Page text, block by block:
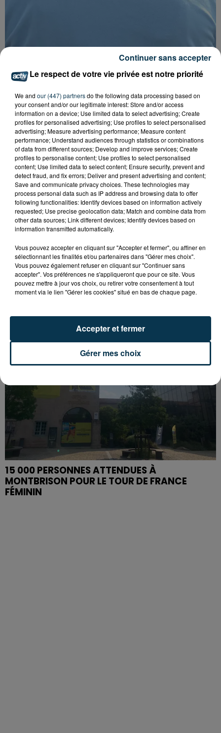
FOREZTIVAL : DROGUÉ ET TENANT DES
PROPOS DÉPLACÉS, UN FESTIVALIER A...
SAINT-ETIENNE : UN ENFANT DÉCÈDE APRÈS
UNE CHUTE DU 8E ÉTAGE
15 000 PERSONNES ATTENDUES À
MONTBRISON POUR LE TOUR DE FRANCE
FÉMININ
Le respect de votre vie privée est notre priorité
We and our (447) partnersdo the following data processing based on
your consent and/or our legitimate interest: Store and/or access
information on a device; Use limited data to select advertising; Create
profiles for personalised advertising; Use profiles to select personalised
advertising; Measure advertising performance; Measure content
performance; Understand audiences through statistics or combinations
of data from different sources; Develop and improve services; Create
profiles to personalise content; Use profiles to select personalised
content; Use limited data to select content; Ensure security, prevent and
detect fraud, and fix errors; Deliver and present advertising and content;
Save and communicate privacy choices. These technologies may
process personal data such as IP address and browsing data to offer
following functionalities: Identify devices based on information actively
requested; Use precise geolocation data; Match and combine data from
other data sources; Link different devices; Identify devices based on
information transmitted automatically.
Vous pouvez accepter en cliquant sur "Accepter et fermer", ou affiner en
sélectionnant les finalités et/ou partenaires dans "Gérer mes choix".
Vous pouvez également refuser en cliquant sur "Continuer sans
accepter". Vos préférences ne s'appliqueront que pour ce site. Vous
pouvez mettre à jour vos choix, ou retirer votre consentement à tout
moment via le lien "Gérer les cookies" situé en bas de chaque page.
Gérer mes choix
Accepter et fermer
Continuer sans accepter